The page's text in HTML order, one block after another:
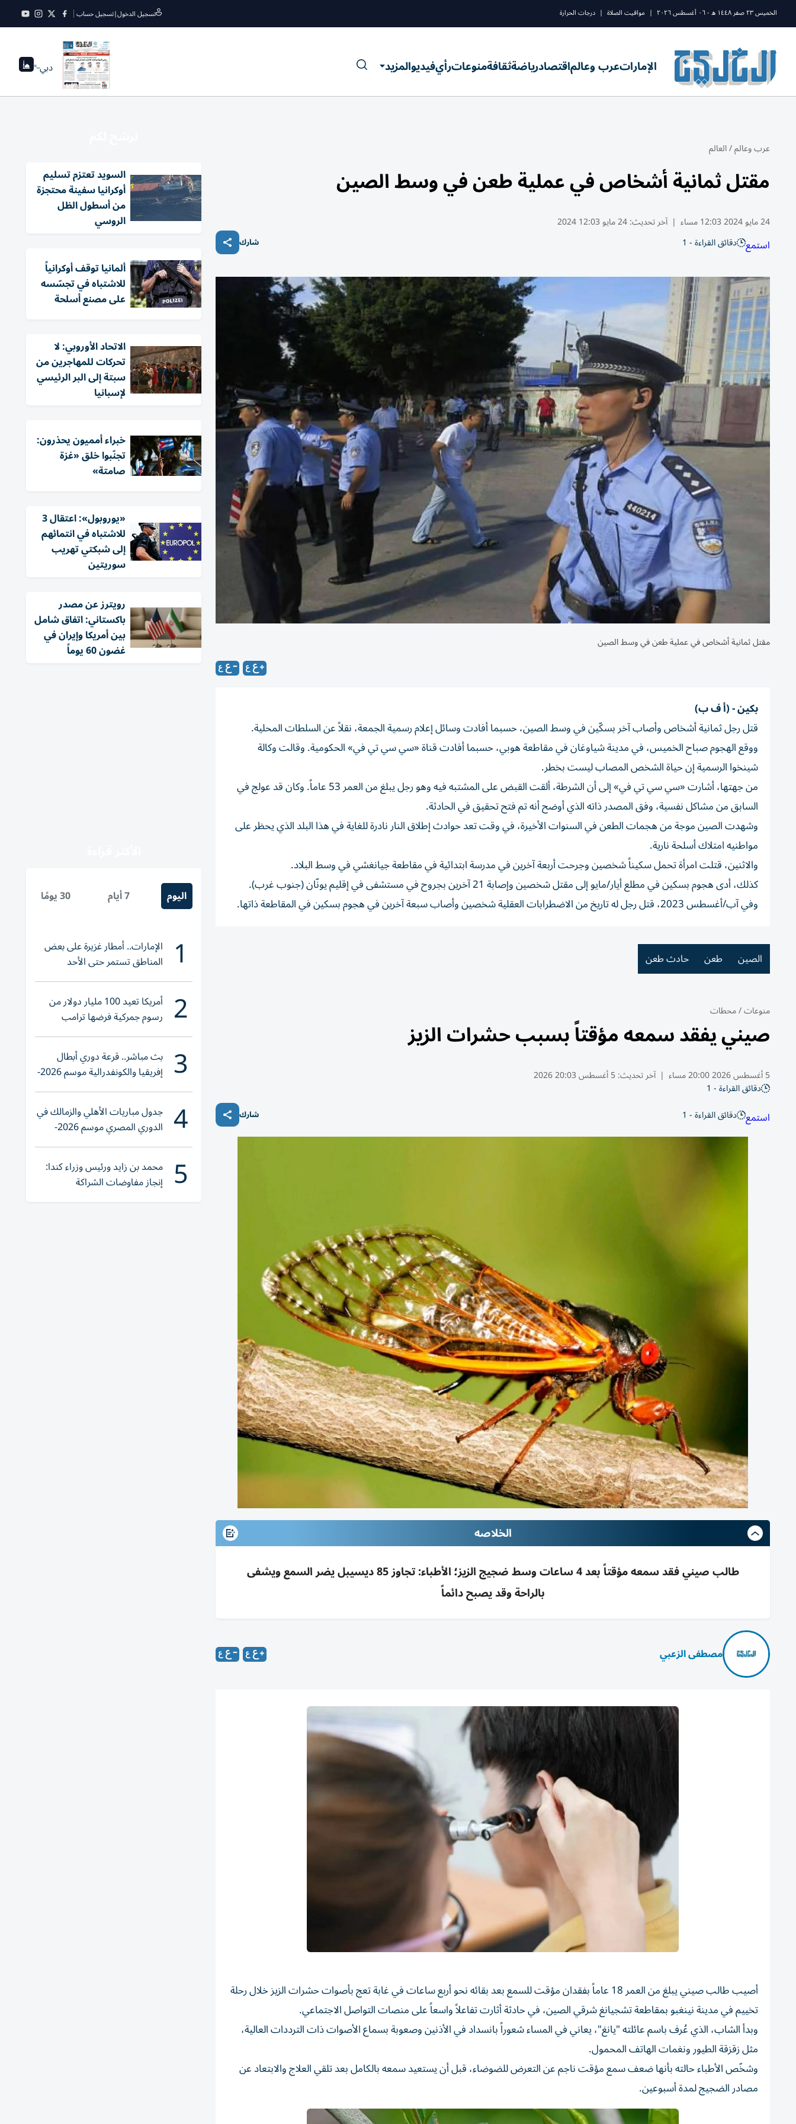
الخميس ٢٣ صفر ١٤٤٨ ه - ٠٦ أغسطس ٢٠٢٦ | مواقيت الصلاة | درجات الحرارة تسجيل الدخول|تسجيل حساب
الإماراتعرب وعالماقتصادرياضةثقافةمنوعاترأيفيديوالمزيد دبي--°
عرب وعالم/العالم
مقتل ثمانية أشخاص في عملية طعن في وسط الصين
24 مايو 2024 12:03 مساء | آخر تحديث:24 مايو 12:03 2024
استمع دقائق القراءة - 1 شارك
مقتل ثمانية أشخاص في عملية طعن في وسط الصين
بكين - (أ ف ب)
قتل رجل ثمانية أشخاص وأصاب آخر بسكّين في وسط الصين، حسبما أفادت وسائل إعلام رسمية الجمعة، نقلاً عن السلطات المحلية.
ووقع الهجوم صباح الخميس، في مدينة شياوغان في مقاطعة هوبي، حسبما أفادت قناة «سي سي تي في» الحكومية. وقالت وكالة
شينخوا الرسمية إن حياة الشخص المصاب ليست بخطر.
من جهتها، أشارت «سي سي تي في» إلى أن الشرطة، ألقت القبض على المشتبه فيه وهو رجل يبلغ من العمر 53 عاماً. وكان قد عولج في
السابق من مشاكل نفسية، وفق المصدر ذاته الذي أوضح أنه تم فتح تحقيق في الحادثة.
وشهدت الصين موجة من هجمات الطعن في السنوات الأخيرة، في وقت تعد حوادث إطلاق النار نادرة للغاية في هذا البلد الذي يحظر على
مواطنيه امتلاك أسلحة نارية.
والاثنين، قتلت امرأة تحمل سكيناً شخصين وجرحت أربعة آخرين في مدرسة ابتدائية في مقاطعة جيانغشي في وسط البلاد.
كذلك، أدى هجوم بسكين في مطلع أيار/مايو إلى مقتل شخصين وإصابة 21 آخرين بجروح في مستشفى في إقليم يونّان (جنوب غرب).
وفي آب/أغسطس 2023، قتل رجل له تاريخ من الاضطرابات العقلية شخصين وأصاب سبعة آخرين في هجوم بسكين في المقاطعة ذاتها.
الصين طعن حادث طعن
منوعات/محطات
صيني يفقد سمعه مؤقتاً بسبب حشرات الزيز
5 أغسطس 2026 20:00 مساء | آخر تحديث:5 أغسطس 20:03 2026
دقائق القراءة - 1
استمع دقائق القراءة - 1 شارك
الخلاصه
طالب صيني فقد سمعه مؤقتاً بعد 4 ساعات وسط ضجيج الزيز؛ الأطباء: تجاوز 85 ديسيبل يضر السمع ويشفى
بالراحة وقد يصبح دائماً
مصطفى الزعبي
أصيب طالب صيني يبلغ من العمر 18 عاماً بفقدان مؤقت للسمع بعد بقائه نحو أربع ساعات في غابة تعج بأصوات حشرات الزيز خلال رحلة
تخييم في مدينة نينغبو بمقاطعة تشجيانغ شرقي الصين، في حادثة أثارت تفاعلاً واسعاً على منصات التواصل الاجتماعي.
وبدأ الشاب، الذي عُرف باسم عائلته "يانغ"، يعاني في المساء شعوراً بانسداد في الأذنين وصعوبة بسماع الأصوات ذات الترددات العالية،
مثل زقزقة الطيور ونغمات الهاتف المحمول.
وشخّص الأطباء حالته بأنها ضعف سمع مؤقت ناجم عن التعرض للضوضاء، قبل أن يستعيد سمعه بالكامل بعد تلقي العلاج والابتعاد عن
مصادر الضجيج لمدة أسبوعين.
السويد تعتزم تسليم
أوكرانيا سفينة محتجزة
من أسطول الظل
الروسي
ألمانيا توقف أوكرانياً
للاشتباه في تجسّسه
على مصنع أسلحة
الاتحاد الأوروبي: لا
تحركات للمهاجرين من
سبتة إلى البر الرئيسي
لإسبانيا
خبراء أمميون يحذرون:
تجنّبوا خلق «غزة
صامتة»
«يوروبول»: اعتقال 3
للاشتباه في انتمائهم
إلى شبكتي تهريب
سوريتين
‏رويترز عن مصدر
باكستاني: اتفاق شامل
بين أمريكا وإيران في
غضون 60 يوماً
اليوم 7 أيام 30 يومًا
1 الإمارات.. أمطار غزيرة على بعض
المناطق تستمر حتى الأحد
2 أمريكا تعيد 100 مليار دولار من
رسوم جمركية فرضها ترامب
3 بث مباشر.. قرعة دوري أبطال
إفريقيا والكونفدرالية موسم 2026-
2027
4 جدول مباريات الأهلي والزمالك في
الدوري المصري موسم 2026-
2027
5 محمد بن زايد ورئيس وزراء كندا:
إنجاز مفاوضات الشراكة